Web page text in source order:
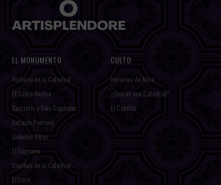
EL MONUMENTO
Historia de la Catedral
El Santo Rostro
Sacristía y Sala Capitular
Antiguo Panteón
Galerías Altas
El Sagrario
Capillas de la Catedral
El Coro
CULTO
Horarios de Misa
¿Qué es una Catedral?
El Cabildo